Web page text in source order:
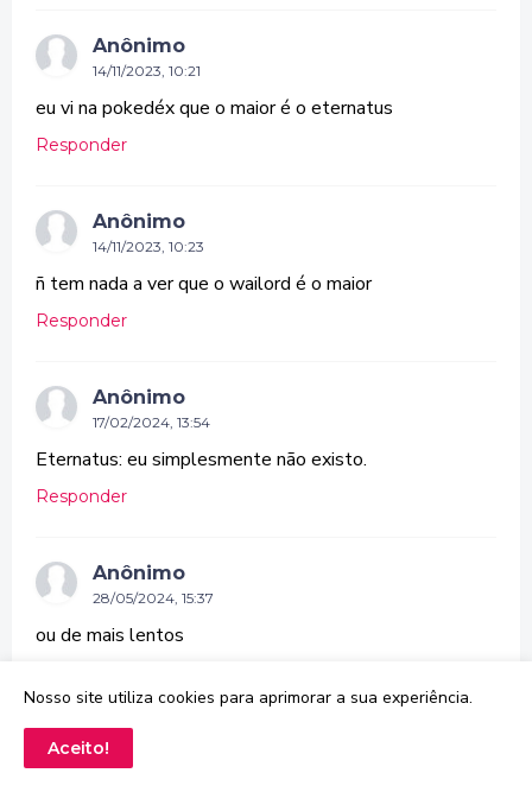
Anônimo
14/11/2023, 10:21
eu vi na pokedéx que o maior é o eternatus
Responder
Anônimo
14/11/2023, 10:23
ñ tem nada a ver que o wailord é o maior
Responder
Anônimo
17/02/2024, 13:54
Eternatus: eu simplesmente não existo.
Responder
Anônimo
28/05/2024, 15:37
ou de mais lentos
Anônimo
28/05/2024, 15:38
Nosso site utiliza cookies para aprimorar a sua experiência.
Aceito!